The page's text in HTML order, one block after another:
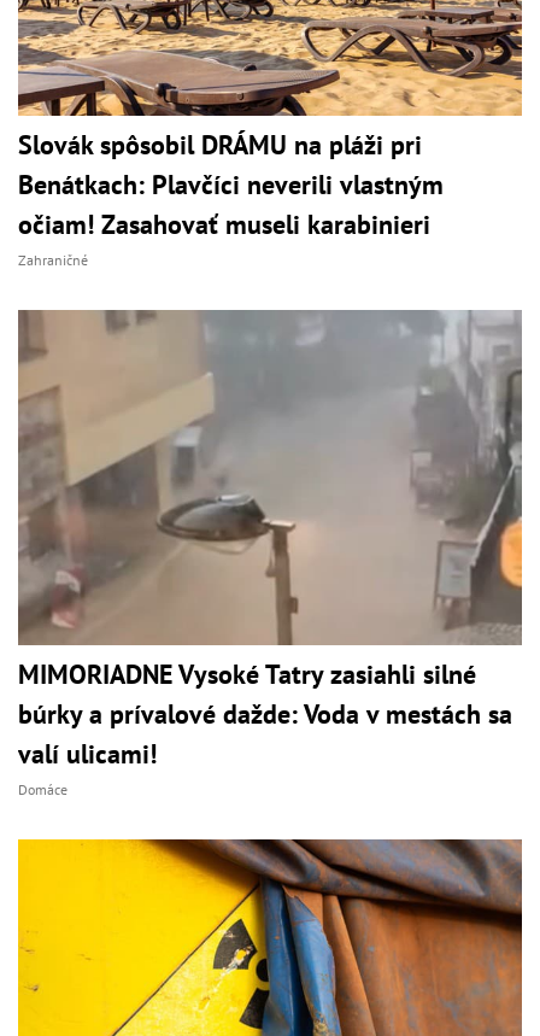
Slovák spôsobil DRÁMU na pláži pri
Benátkach: Plavčíci neverili vlastným
očiam! Zasahovať museli karabinieri
Zahraničné
MIMORIADNE Vysoké Tatry zasiahli silné
búrky a prívalové dažde: Voda v mestách sa
valí ulicami!
Domáce